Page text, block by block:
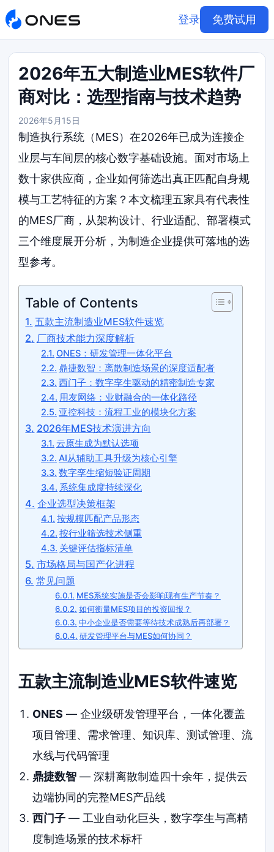
登录 免费试用
2026年五大制造业MES软件厂
商对比：选型指南与技术趋势
2026年5月15日
制造执行系统（MES）在2026年已成为连接企
业层与车间层的核心数字基础设施。面对市场上
数十家供应商，企业如何筛选出真正匹配自身规
模与工艺特征的方案？本文梳理五家具有代表性
的MES厂商，从架构设计、行业适配、部署模式
三个维度展开分析，为制造企业提供可落地的选
型参考。
Table of Contents
五款主流制造业MES软件速览
厂商技术能力深度解析
ONES：研发管理一体化平台
鼎捷数智：离散制造场景的深度适配者
西门子：数字孪生驱动的精密制造专家
用友网络：业财融合的一体化路径
亚控科技：流程工业的模块化方案
2026年MES技术演进方向
云原生成为默认选项
AI从辅助工具升级为核心引擎
数字孪生缩短验证周期
系统集成度持续深化
企业选型决策框架
按规模匹配产品形态
按行业筛选技术侧重
关键评估指标清单
市场格局与国产化进程
常见问题
MES系统实施是否会影响现有生产节奏？
如何衡量MES项目的投资回报？
中小企业是否需要等待技术成熟后再部署？
研发管理平台与MES如何协同？
五款主流制造业MES软件速览
ONES — 企业级研发管理平台，一体化覆盖
项目管理、需求管理、知识库、测试管理、流
水线与代码管理
鼎捷数智— 深耕离散制造四十余年，提供云
边端协同的完整MES产品线
西门子— 工业自动化巨头，数字孪生与高精
度制造场景的技术标杆